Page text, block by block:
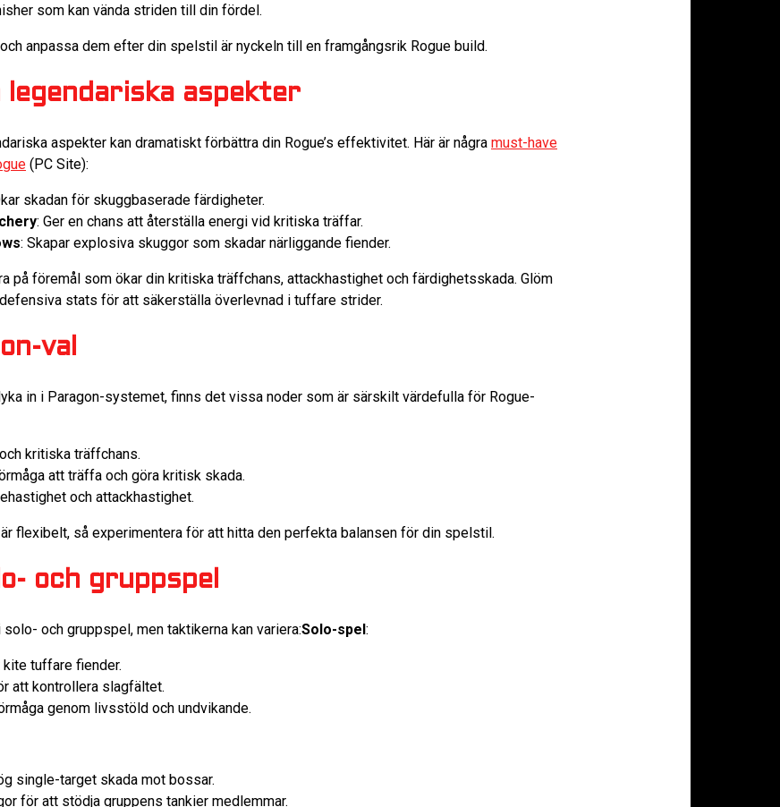
som kan vända striden till din fördel.
anpassa dem efter din spelstil är nyckeln till en framgångsrik Rogue build.
aspekter
aspekter kan dramatiskt förbättra din Rogue’s effektivitet. Här är några must-have
(PC Site):
skadan för skuggbaserade färdigheter.
: Ger en chans att återställa energi vid kritiska träffar.
: Skapar explosiva skuggor som skadar närliggande fiender.
på föremål som ökar din kritiska träffchans, attackhastighet och färdighetsskada. Glöm
stats för att säkerställa överlevnad i tuffare strider.
val
in i Paragon-systemet, finns det vissa noder som är särskilt värdefulla för Rogue-
kritiska träffchans.
att träffa och göra kritisk skada.
och attackhastighet.
flexibelt, så experimentera för att hitta den perfekta balansen för din spelstil.
och gruppspel
och gruppspel, men taktikerna kan variera:Solo-spel:
tuffare fiender.
att kontrollera slagfältet.
genom livsstöld och undvikande.
single-target skada mot bossar.
för att stödja gruppens tankier medlemmar.